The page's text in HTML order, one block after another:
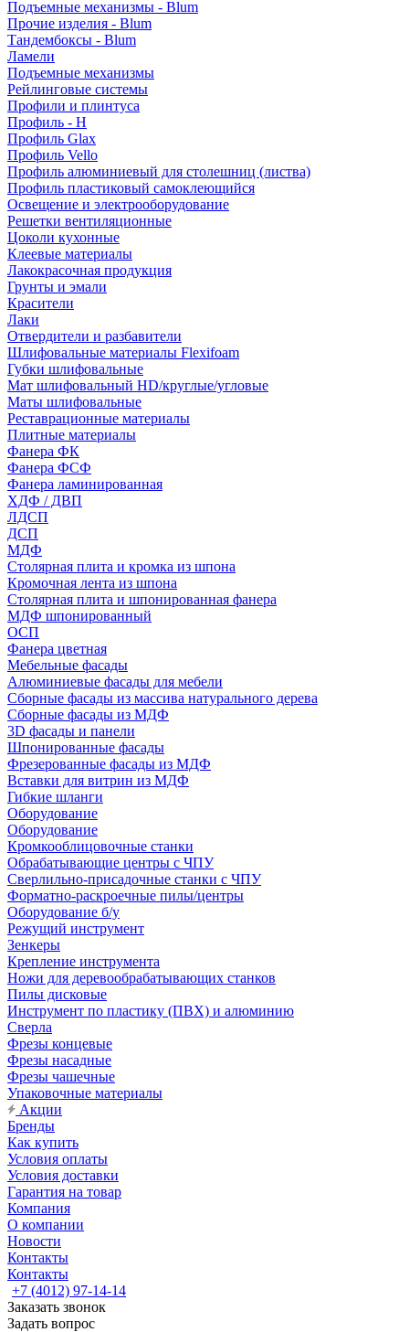
Подъемные механизмы - Blum
Прочие изделия - Blum
Тандембоксы - Blum
Ламели
Подъемные механизмы
Рейлинговые системы
Профили и плинтуса
Профиль - H
Профиль Glax
Профиль Vello
Профиль алюминиевый для столешниц (листва)
Профиль пластиковый самоклеющийся
Освещение и электрооборудование
Решетки вентиляционные
Цоколи кухонные
Клеевые материалы
Лакокрасочная продукция
Грунты и эмали
Красители
Лаки
Отвердители и разбавители
Шлифовальные материалы Flexifoam
Губки шлифовальные
Мат шлифовальный HD/круглые/угловые
Маты шлифовальные
Реставрационные материалы
Плитные материалы
Фанера ФК
Фанера ФСФ
Фанера ламинированная
ХДФ / ДВП
ЛДСП
ДСП
МДФ
Столярная плита и кромка из шпона
Кромочная лента из шпона
Столярная плита и шпонированная фанера
МДФ шпонированный
ОСП
Фанера цветная
Мебельные фасады
Алюминиевые фасады для мебели
Сборные фасады из массива натурального дерева
Сборные фасады из МДФ
3D фасады и панели
Шпонированные фасады
Фрезерованные фасады из МДФ
Вставки для витрин из МДФ
Гибкие шланги
Оборудование
Оборудование
Кромкооблицовочные станки
Обрабатывающие центры с ЧПУ
Сверлильно-присадочные станки с ЧПУ
Форматно-раскроечные пилы/центры
Оборудование б/у
Режущий инструмент
Зенкеры
Крепление инструмента
Ножи для деревообрабатывающих станков
Пилы дисковые
Инструмент по пластику (ПВХ) и алюминию
Сверла
Фрезы концевые
Фрезы насадные
Фрезы чашечные
Упаковочные материалы
Акции
Бренды
Как купить
Условия оплаты
Условия доставки
Гарантия на товар
Компания
О компании
Новости
Контакты
Контакты
+7 (4012) 97-14-14
Заказать звонок
Задать вопрос